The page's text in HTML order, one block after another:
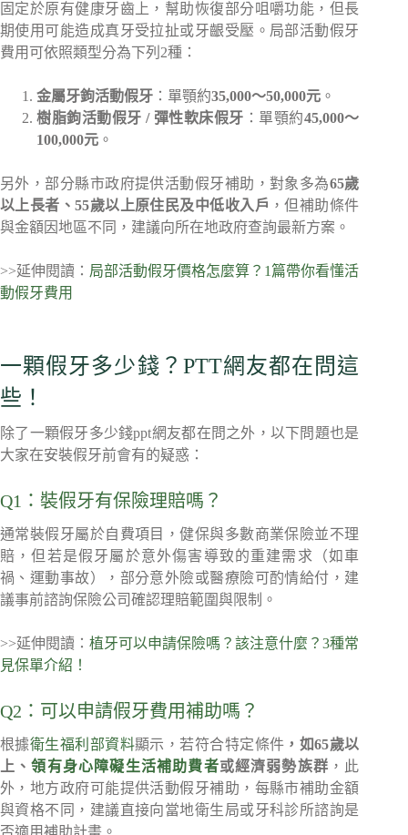
固定於原有健康牙齒上，幫助恢復部分咀嚼功能，但長
期使用可能造成真牙受拉扯或牙齦受壓。局部活動假牙
費用可依照類型分為下列2種：
金屬牙鉤活動假牙 ：單顎約35,000～50,000元 。
樹脂鉤活動假牙 / 彈性軟床假牙 ：單顎約45,000～
100,000元 。
另外，部分縣市政府提供活動假牙補助，對象多為65歲
以上長者、55歲以上原住民及中低收入戶 ，但補助條件
與金額因地區不同，建議向所在地政府查詢最新方案。
>>延伸閱讀： 局部活動假牙價格怎麼算？1篇帶你看懂活
動假牙費用
一顆假牙多少錢？PTT網友都在問這
些！
除了一顆假牙多少錢ppt網友都在問之外，以下問題也是
大家在安裝假牙前會有的疑惑：
Q1：裝假牙有保險理賠嗎？
通常裝假牙屬於自費項目，健保與多數商業保險並不理
賠，但若是假牙屬於意外傷害導致的重建需求（如車
禍、運動事故），部分意外險或醫療險可酌情給付，建
議事前諮詢保險公司確認理賠範圍與限制。
>>延伸閱讀：植牙可以申請保險嗎？該注意什麼？3種常
見保單介紹！
Q2：可以申請假牙費用補助嗎？
根據衛生福利部資料顯示，若符合特定條件 ，如65歲以
上、領有身心障礙生活補助費者或經濟弱勢族群 ，此
外，地方政府可能提供活動假牙補助，每縣市補助金額
與資格不同，建議直接向當地衛生局或牙科診所諮詢是
否適用補助計畫。